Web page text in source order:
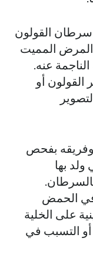
القولون
المرض المميت
عنه.
أو
وفريقه بفحص
ولد بها
في الحمض
على الخلية
أو التسبب في